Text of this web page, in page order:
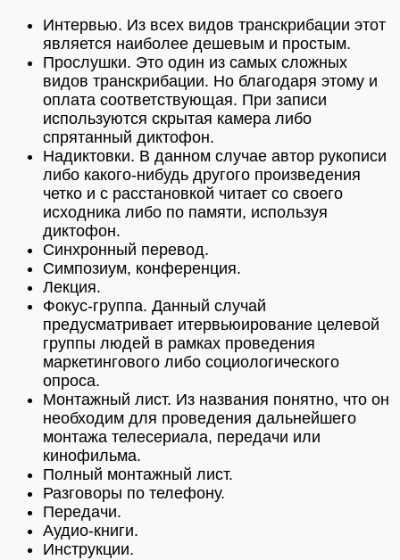
Интервью. Из всех видов транскрибации этот
является наиболее дешевым и простым.
Прослушки. Это один из самых сложных
видов транскрибации. Но благодаря этому и
оплата соответствующая. При записи
используются скрытая камера либо
спрятанный диктофон.
Надиктовки. В данном случае автор рукописи
либо какого-нибудь другого произведения
четко и с расстановкой читает со своего
исходника либо по памяти, используя
диктофон.
Синхронный перевод.
Симпозиум, конференция.
Лекция.
Фокус-группа. Данный случай
предусматривает итервьюирование целевой
группы людей в рамках проведения
маркетингового либо социологического
опроса.
Монтажный лист. Из названия понятно, что он
необходим для проведения дальнейшего
монтажа телесериала, передачи или
кинофильма.
Полный монтажный лист.
Разговоры по телефону.
Передачи.
Аудио-книги.
Инструкции.